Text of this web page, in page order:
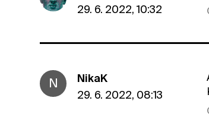
29. 6. 2022, 10:32
N
NikaK
29. 6. 2022, 08:13